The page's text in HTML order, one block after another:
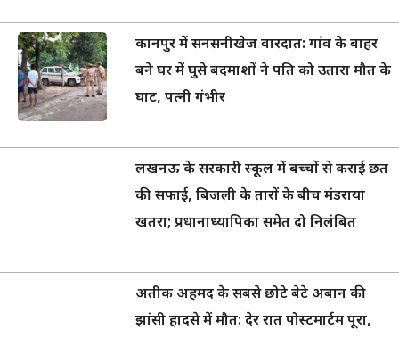
कानपुर में सनसनीखेज वारदात: गांव के बाहर
बने घर में घुसे बदमाशों ने पति को उतारा मौत के
घाट, पत्नी गंभीर
लखनऊ के सरकारी स्कूल में बच्चों से कराई छत
की सफाई, बिजली के तारों के बीच मंडराया
खतरा; प्रधानाध्यापिका समेत दो निलंबित
अतीक अहमद के सबसे छोटे बेटे अबान की
झांसी हादसे में मौत: देर रात पोस्टमार्टम पूरा,